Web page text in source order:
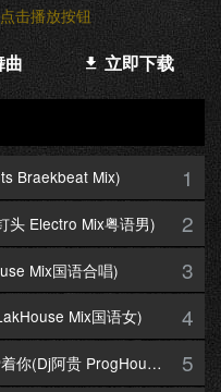
击播放按钮
曲 立即下载
Braekbeat Mix) 1
头 Electro Mix粤语男) 2
Mix国语合唱) 3
Mix国语女) 4
【172Mix独家】王金永 - 我曾用心爱着你(Dj阿贵 ProgHouse Mix国语男) 5